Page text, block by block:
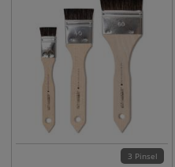
3 Pinsel